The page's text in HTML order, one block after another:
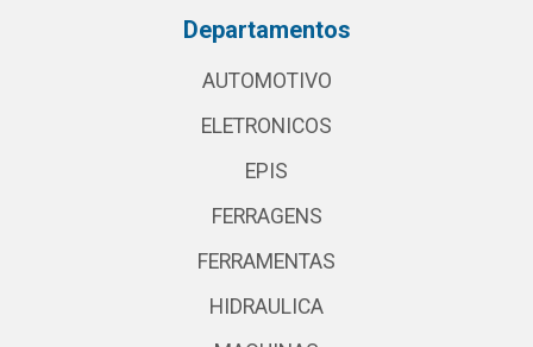
Departamentos
AUTOMOTIVO
ELETRONICOS
EPIS
FERRAGENS
FERRAMENTAS
HIDRAULICA